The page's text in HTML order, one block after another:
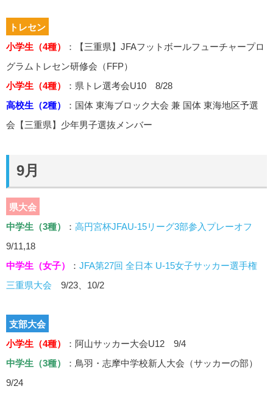
トレセン
小学生（4種）
：【三重県】JFAフットボールフューチャープロ
グラムトレセン研修会（FFP）
小学生（4種）
：県トレ選考会U10 8/28
高校生（2種）
：国体 東海ブロック大会 兼 国体 東海地区予選
会【三重県】少年男子選抜メンバー
9月
県大会
中学生（3種）
： 高円宮杯JFAU-15リーグ3部参入プレーオフ
9/11,18
中学生（女子）
： JFA第27回 全日本 U-15女子サッカー選手権
三重県大会 9/23、10/2
支部大会
小学生（4種）
：阿山サッカー大会U12 9/4
中学生（3種）
：鳥羽・志摩中学校新人大会（サッカーの部）
9/24